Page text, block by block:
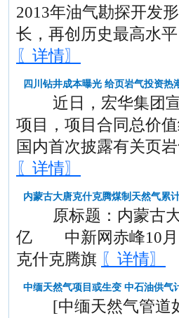
2013年油气勘探开发
长，再创历史最高水
〖详情〗
四川钻井成本曝光 给页岩气投资热
近日，宏华集团宣
项目，项目合同总价
国内首次披露有关页
〖详情〗
内蒙古大唐克什克腾煤制天然气累
原标题：内蒙古大
亿 中新网赤峰10月1
克什克腾旗 〖详情〗
中缅天然气项目或生变 中石油供气
[中缅天然气管道如